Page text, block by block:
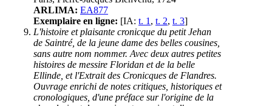
ARLIMA: EA877
Exemplaire en ligne: [IA: t. 1 , t. 2, t. 3]
L'histoire et plaisante cronicque du petit Jehan
de Saintré, de la jeune dame des belles cousines,
sans autre nom nommer. Avec deux autres petites
histoires de messire Floridan et de la belle
Ellinde, et l'Extrait des Cronicques de Flandres.
Ouvrage enrichi de notes critiques, historiques et
cronologiques, d'une préface sur l'origine de la